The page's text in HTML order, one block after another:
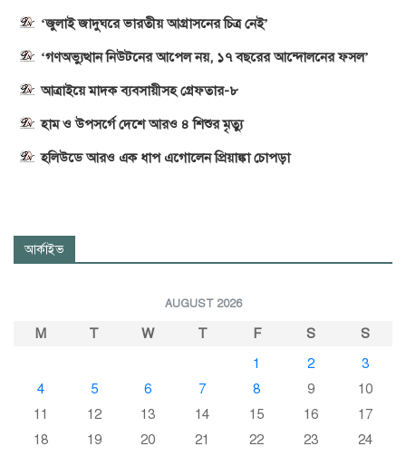
‘জুলাই জাদুঘরে ভারতীয় আগ্রাসনের চিত্র নেই’
‘গণঅভ্যুত্থান নিউটনের আপেল নয়, ১৭ বছরের আন্দোলনের ফসল’
আত্রাইয়ে মাদক ব্যবসায়ীসহ গ্রেফতার-৮
হাম ও উপসর্গে দেশে আরও ৪ শিশুর মৃত্যু
হলিউডে আরও এক ধাপ এগোলেন প্রিয়াঙ্কা চোপড়া
আর্কাইভ
AUGUST 2026
M T W T F S
S
1
2
3
4
5 6 7 8 9
10
11
12 13 14 15 16
17
18
19 20 21 22 23 24